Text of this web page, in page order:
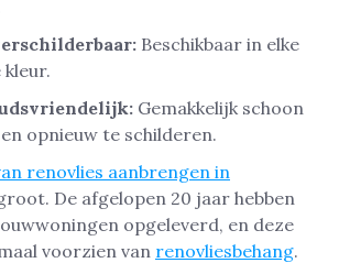
Beschikbaar in elke
Gemakkelijk schoon
opnieuw te schilderen.
renovlies aanbrengen in
De afgelopen 20 jaar hebben
opgeleverd, en deze
voorzien van renovliesbehang.